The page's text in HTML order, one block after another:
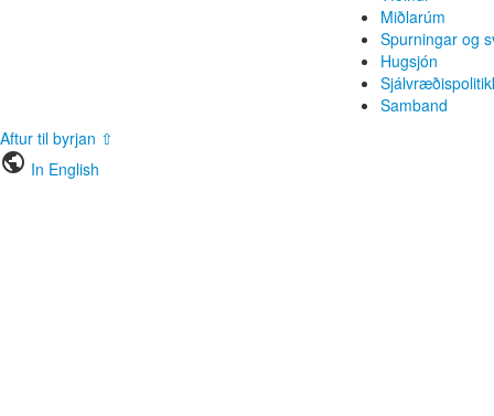
Miðlarúm
Spurningar og
Hugsjón
Samband
Aftur til byrjan ⇧
public In English